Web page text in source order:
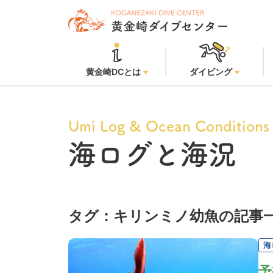
黄金崎DCとは ダイビング
Umi Log & Ocean Conditions
海ログと海況
タグ：キリンミノ幼魚の記事
海